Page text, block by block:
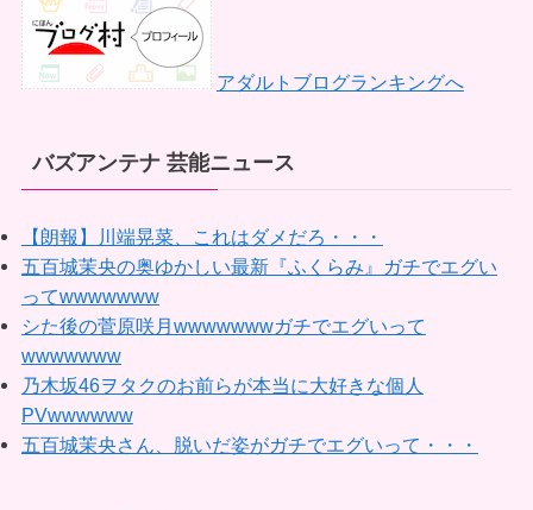
アダルトブログランキングへ
バズアンテナ 芸能ニュース
【朗報】川端晃菜、これはダメだろ・・・
五百城茉央の奥ゆかしい最新『ふくらみ』ガチでエグい
ってwwwwwww
シた後の菅原咲月wwwwwwwガチでエグいって
wwwwwww
乃木坂46ヲタクのお前らが本当に大好きな個人
PVwwwwww
五百城茉央さん、脱いだ姿がガチでエグいって・・・